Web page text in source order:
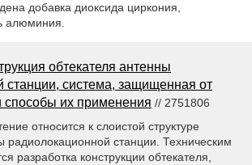
добавка диоксида циркония,
алюминия.
обтекателя антенны
станции, система, защищенная от
способы их применения // 2751806
относится к слоистой структуре
радиолокационной станции. Техническим
разработка конструкции обтекателя,